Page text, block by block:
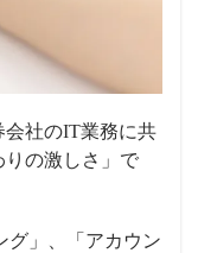
社のIT業務に共
の激しさ」で
グ」、「アカウン